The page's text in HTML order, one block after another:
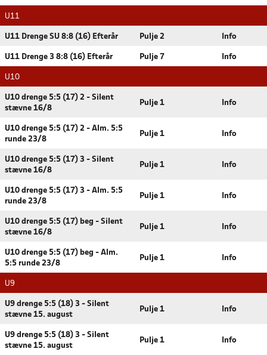
U11
U11 Drenge SU 8:8 (16) Efterår Pulje 2 Info
U11 Drenge 3 8:8 (16) Efterår Pulje 7 Info
U10
U10 drenge 5:5 (17) 2 - Silent
stævne 16/8
Pulje 1 Info
U10 drenge 5:5 (17) 2 - Alm. 5:5
runde 23/8
Pulje 1 Info
U10 drenge 5:5 (17) 3 - Silent
stævne 16/8
Pulje 1 Info
U10 drenge 5:5 (17) 3 - Alm. 5:5
runde 23/8
Pulje 1 Info
U10 drenge 5:5 (17) beg - Silent
stævne 16/8
Pulje 1 Info
U10 drenge 5:5 (17) beg - Alm.
5:5 runde 23/8
Pulje 1 Info
U9
U9 drenge 5:5 (18) 3 - Silent
stævne 15. august
Pulje 1 Info
U9 drenge 5:5 (18) 3 - Silent
stævne 15. august
Pulje 1 Info